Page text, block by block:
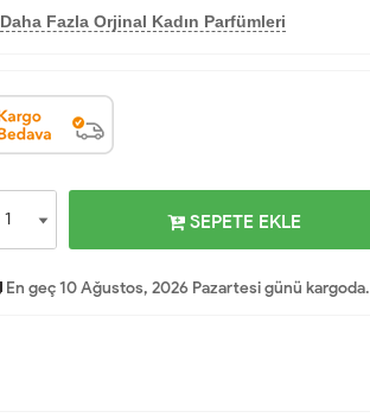
Daha Fazla Orjinal Kadın Parfümleri
SEPETE EKLE
En geç 10 Ağustos, 2026 Pazartesi günü kargoda.